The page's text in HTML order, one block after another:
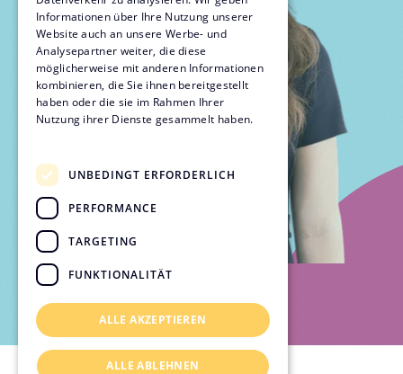
Slide 2 of 6.
Informationen über Ihre Nutzung unserer
Website auch an unsere Werbe- und
Analysepartner weiter, die diese
möglicherweise mit anderen Informationen
kombinieren, die Sie ihnen bereitgestellt
haben oder die sie im Rahmen Ihrer
Nutzung ihrer Dienste gesammelt haben.
UNBEDINGT ERFORDERLICH
PERFORMANCE
TARGETING
FUNKTIONALITÄT
ALLE AKZEPTIEREN
ALLE ABLEHNEN